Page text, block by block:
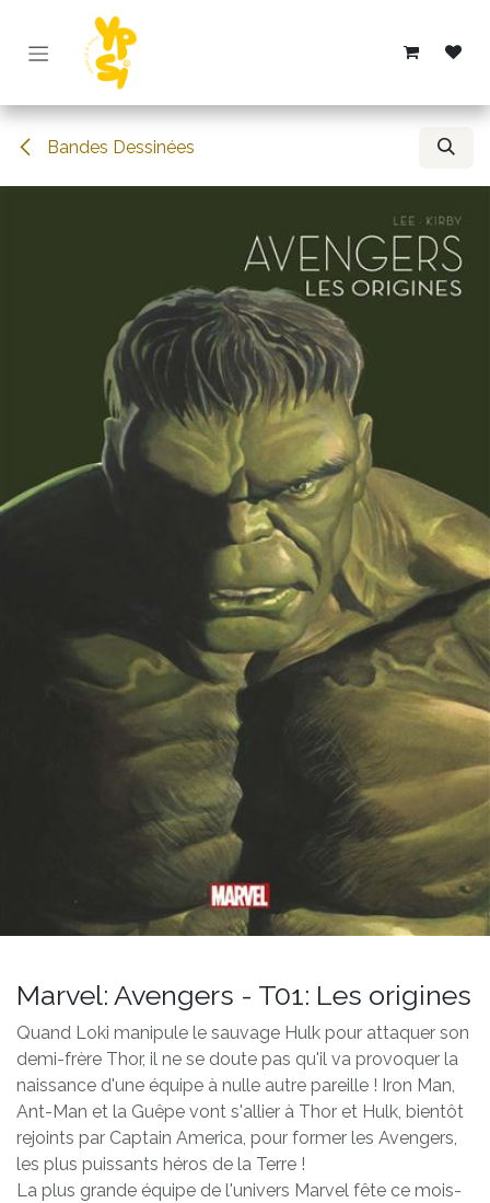
Overslaan naar inhoud
Bandes Dessinées
Marvel: Avengers - T01: Les origines
Quand Loki manipule le sauvage Hulk pour attaquer son
demi-frère Thor, il ne se doute pas qu'il va provoquer la
naissance d'une équipe à nulle autre pareille ! Iron Man,
Ant-Man et la Guêpe vont s'allier à Thor et Hulk, bientôt
rejoints par Captain America, pour former les Avengers,
les plus puissants héros de la Terre !
La plus grande équipe de l'univers Marvel fête ce mois-